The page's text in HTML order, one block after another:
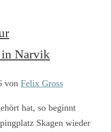
in Narvik
von Felix Gross
hat, so beginnt
Skagen wieder